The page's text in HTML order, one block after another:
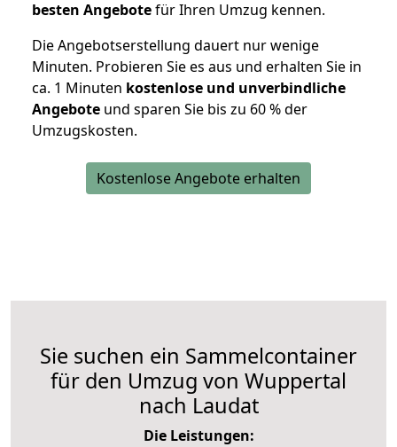
besten Angebotefür Ihren Umzug kennen.
Die Angebotserstellung dauert nur wenige
Minuten. Probieren Sie es aus und erhalten Sie in
ca. 1 Minuten kostenlose und unverbindliche
Angebote und sparen Sie bis zu 60 % der
Umzugskosten.
Kostenlose Angebote erhalten
Sie suchen ein Sammelcontainer
für den Umzug von Wuppertal
nach Laudat
Die Leistungen: